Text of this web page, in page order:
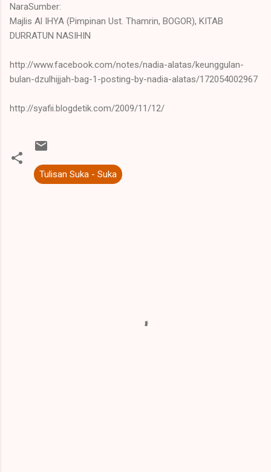
NaraSumber:
Majlis Al IHYA (Pimpinan Ust. Thamrin, BOGOR), KITAB
DURRATUN NASIHIN
http://www.facebook.com/notes/nadia-alatas/keunggulan-
bulan-dzulhijjah-bag-1-posting-by-nadia-alatas/172054002967
http://syafii.blogdetik.com/2009/11/12/
Tulisan Suka - Suka